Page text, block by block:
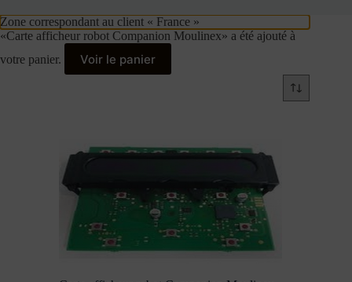
Zone correspondant au client « France »
«Carte afficheur robot Companion Moulinex» a été ajouté à
votre panier.
Voir le panier